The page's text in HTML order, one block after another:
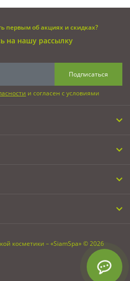
первым об акциях и скидках?
на нашу рассылку
Подписаться
и согласен с условиями
косметики – «SiamSpa» © 2026